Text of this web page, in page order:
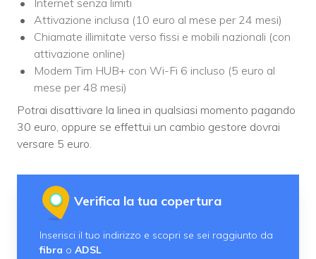
Attivazione inclusa (10 euro al mese per 24 mesi)
Chiamate illimitate verso fissi e mobili nazionali (con
attivazione online)
Modem Tim HUB+ con Wi-Fi 6 incluso (5 euro al
mese per 48 mesi)
Potrai disattivare la linea in qualsiasi momento pagando
30 euro, oppure se effettui un cambio gestore dovrai
versare 5 euro.
Verifica la tua copertura
Inserisci il tuo indirizzo e scopri se sei raggiunto da
fibra o ADSL